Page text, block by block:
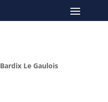
Bardix Le Gaulois